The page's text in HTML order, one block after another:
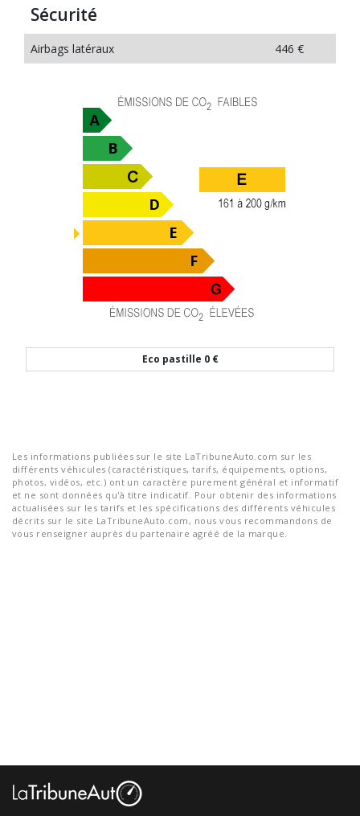
Sécurité
Airbags latéraux 446 €
Eco pastille 0 €
Les informations publiées sur le site LaTribuneAuto.com sur les
différents véhicules (caractéristiques, tarifs, équipements, options,
photos, vidéos, etc.) ont un caractère purement général et informatif
et ne sont données qu'à titre indicatif. Pour obtenir des informations
actualisées sur les tarifs et les spécifications des différents véhicules
décrits sur le site LaTribuneAuto.com, nous vous recommandons de
vous renseigner auprès du partenaire agréé de la marque.